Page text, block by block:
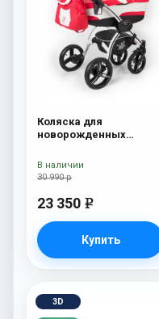
Коляска для
новорожденных
White) Red Lux
30 990 р
23 350 e
Купить
В наличии
3D